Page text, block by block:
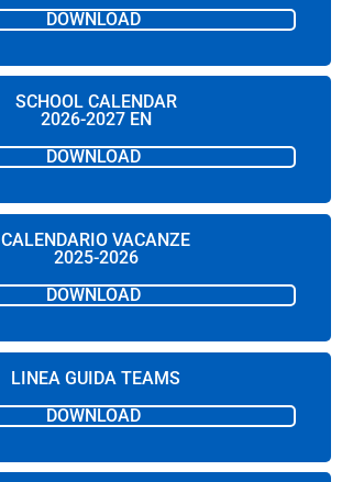
DOWNLOAD
SCHOOL CALENDAR
2026-2027 EN
DOWNLOAD
CALENDARIO VACANZE
2025-2026
DOWNLOAD
LINEA GUIDA TEAMS
DOWNLOAD